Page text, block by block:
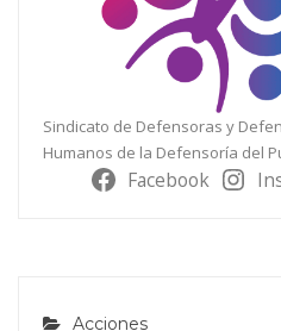
Sindicato de Defensoras y
Humanos de la Defensoría del
Facebook
Acciones